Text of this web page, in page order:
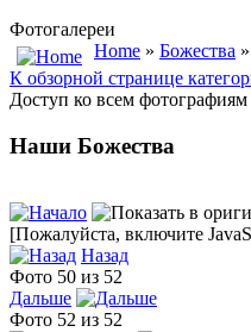
Фотогалереи
Home » Божества
К обзорной странице
Доступ ко всем фотографиям
Наши Божества
[Пожалуйста, включите
Назад
Фото 50 из 52
Дальше
Фото 52 из 52